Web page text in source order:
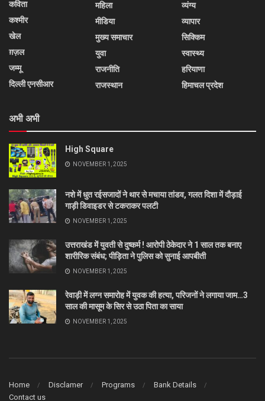
कविता
कश्मीर
खेल
ग़ज़ल
जम्मू
दिल्ली एनसीआर
महिला
मीडिया
मुख्य समाचार
युवा
राजनीति
राजस्थान
व्यंग्य
व्यापार
सिक्किम
स्वास्थ्य
हरियाणा
हिमाचल प्रदेश
अभी अभी
High Square
NOVEMBER 1, 2025
नशे में धुत रईसजादों ने थार से मचाया तांडव, गलत दिशा में दौड़ाई
गाड़ी डिवाइडर से टकराकर पलटी
NOVEMBER 1, 2025
उत्तराखंड में युवती से दुष्कर्म ! आरोपी ठेकेदार ने 1 साल तक बनाए
शारीरिक संबंध; पीड़िता ने पुलिस को सुनाई आपबीती
NOVEMBER 1, 2025
रेवाड़ी में लग्न समारोह में युवक की हत्या, परिजनों ने लगाया जाम…3
साल की मासूम के सिर से उठा पिता का साया
NOVEMBER 1, 2025
Home Disclamer Programs
Bank Details
Contact us